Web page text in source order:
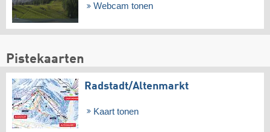
Webcam tonen
Pistekaarten
Radstadt/​Altenmarkt
Kaart tonen